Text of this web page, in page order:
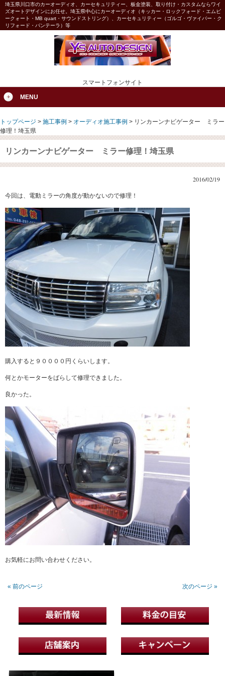
埼玉県川口市のカーオーディオ、カーセキュリティー、板金塗装、取り付け・カスタムならワイ
ズオートデザインにお任せ。埼玉県中心にカーオーディオ（キッカー・ロックフォード・エムビ
ークォート・MB quart・サウンドストリング）、カーセキュリティー（ゴルゴ・ヴァイパー・ク
リフォード・パンテーラ）等
スマートフォンサイト
MENU
トップページ > 施工事例 > オーディオ施工事例 > リンカーンナビゲーター ミラー
修理！埼玉県
リンカーンナビゲーター ミラー修理！埼玉県
2016/02/19
今回は、電動ミラーの角度が動かないので修理！
購入すると９００００円くらいします。
何とかモーターをばらして修理できました。
良かった。
お気軽にお問い合わせください。
« 前のページ 次のページ »